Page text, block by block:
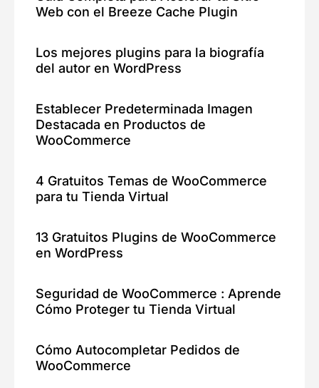
Web con el Breeze Cache Plugin
Los mejores plugins para la biografía
del autor en WordPress
Establecer Predeterminada Imagen
Destacada en Productos de
WooCommerce
4 Gratuitos Temas de WooCommerce
para tu Tienda Virtual
13 Gratuitos Plugins de WooCommerce
en WordPress
Seguridad de WooCommerce : Aprende
Cómo Proteger tu Tienda Virtual
Cómo Autocompletar Pedidos de
WooCommerce